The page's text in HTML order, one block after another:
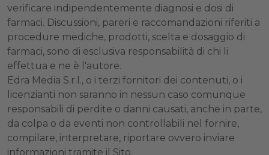
verificare indipendentemente diagnosi e dosi di
farmaci. Discussioni, pareri e raccomandazioni riferiti a
procedure mediche, prodotti, scelta e dosaggio di
farmaci, sono di esclusiva responsabilità di chi li
effettua e ne è l'autore.
Edra Media S.r.l., o i terzi fornitori dei contenuti, o i
licenzianti non saranno in nessun caso comunque
responsabili di perdite o danni causati, anche in parte,
da colpa o da eventi non controllabili nel fornire,
compilare, interpretare, riportare ovvero inviare
informazioni tramite il Sito.